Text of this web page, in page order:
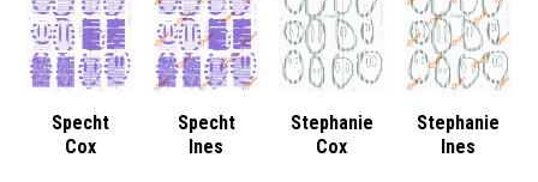
Specht
Cox
Specht
Ines
Stephanie
Cox
Stephanie
Ines